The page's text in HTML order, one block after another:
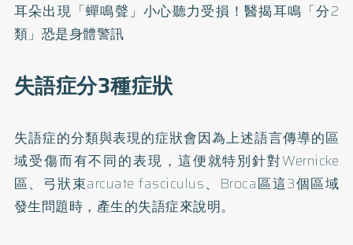
耳朵出現「蟬鳴聲」小心聽力受損！醫揭耳鳴「分2
類」恐是身體警訊
失語症分3種症狀
失語症的分類與表現的症狀會因為上述語言傳導的區
域受傷而有不同的表現，這便就特別針對Wernicke
區、弓狀束arcuate fasciculus、Broca區這3個區域
發生問題時，產生的失語症來說明。